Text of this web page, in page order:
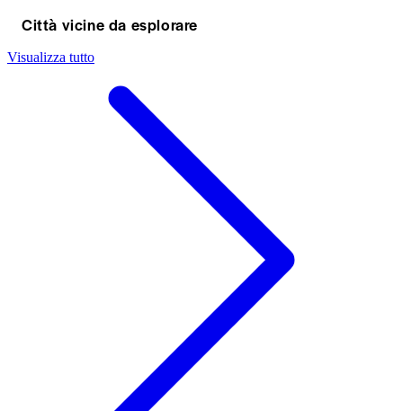
Città vicine da esplorare
Visualizza tutto